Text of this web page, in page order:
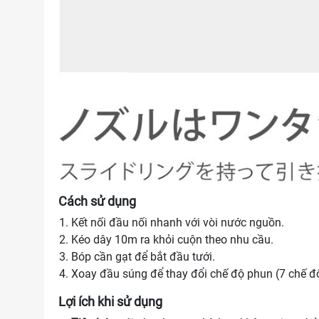
Cách sử dụng
Kết nối đầu nối nhanh với vòi nước nguồn.
Kéo dây 10m ra khỏi cuộn theo nhu cầu.
Bóp cần gạt để bắt đầu tưới.
Xoay đầu súng để thay đổi chế độ phun (7 chế
Lợi ích khi sử dụng